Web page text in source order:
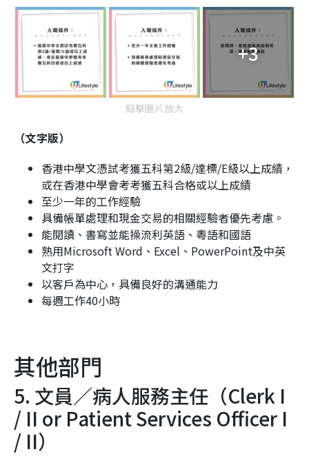
+3
點擊圖片放大
（文字版）
香港中學文憑試考獲五科第2級/達標/E級以上成績，
或在香港中學會考考獲五科合格或以上成績
至少一年的工作經驗
具備帳單處理和現金交易的相關經驗者優先考慮。
能閱讀、書寫並能操流利英語、粵語和國語
熟用Microsoft Word、Excel、PowerPoint及中英
文打字
以客戶為中心，具備良好的溝通能力
每週工作40小時
其他部門
5. 文員／病人服務主任（Clerk I
/ II or Patient Services Officer I
/ II）